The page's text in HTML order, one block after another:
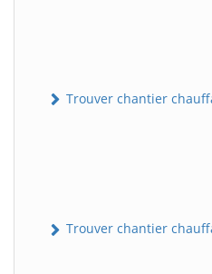
Trouver chantier
Trouver chantier